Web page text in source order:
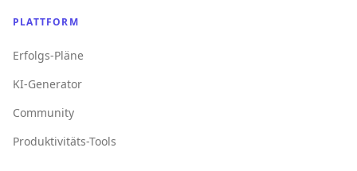
PLATTFORM
Erfolgs-Pläne
KI-Generator
Community
Produktivitäts-Tools